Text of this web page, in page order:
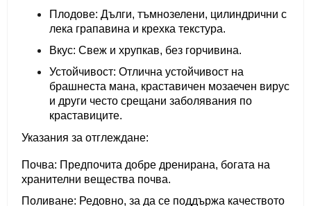
Плодове: Дълги, тъмнозелени, цилиндрични с
лека грапавина и крехка текстура.
Вкус: Свеж и хрупкав, без горчивина.
Устойчивост: Отлична устойчивост на
брашнеста мана, краставичен мозаечен вирус
и други често срещани заболявания по
краставиците.
Указания за отглеждане:
Почва: Предпочита добре дренирана, богата на
хранителни вещества почва.
Поливане: Редовно, за да се поддържа качеството